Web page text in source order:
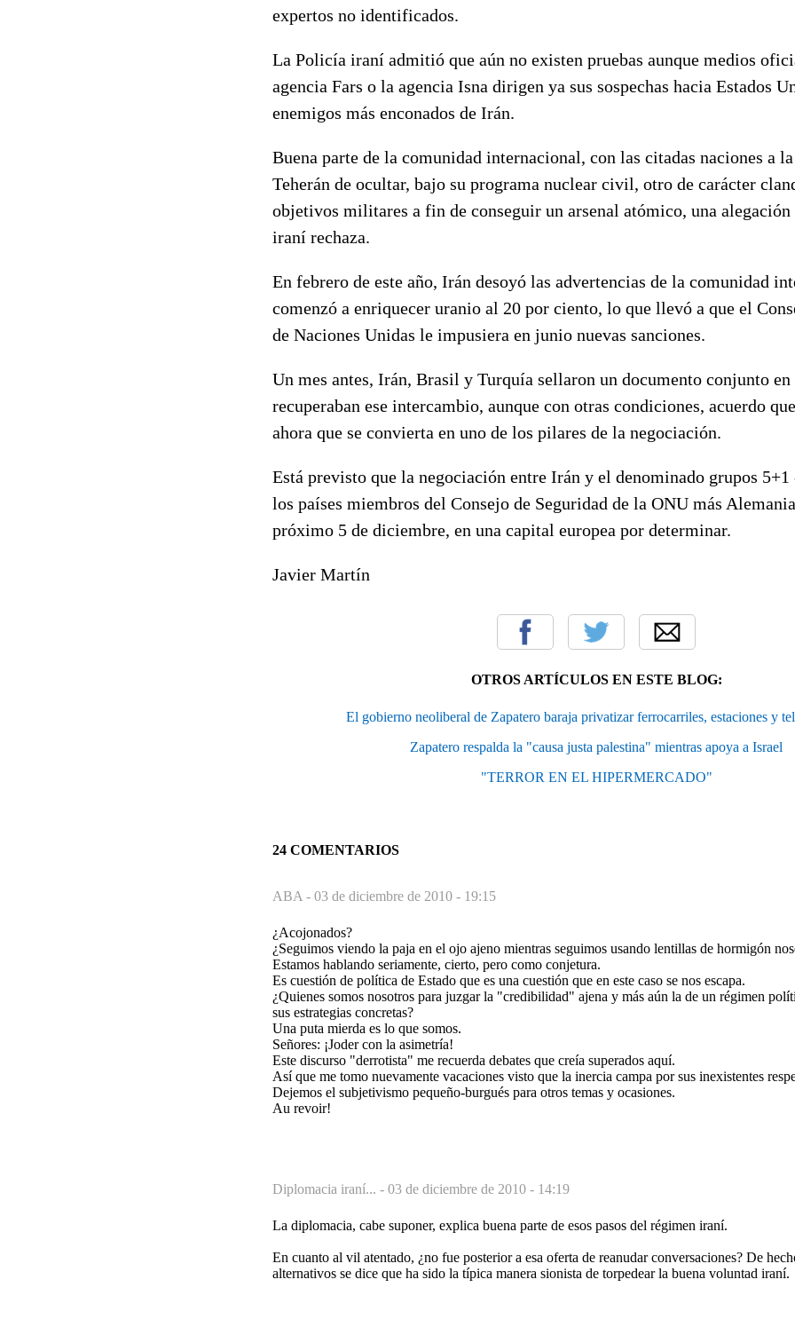
expertos no identificados.
La Policía iraní admitió que aún no existen pruebas aunque medios
agencia Fars o la agencia Isna dirigen ya sus sospechas hacia Estados
enemigos más enconados de Irán.
Buena parte de la comunidad internacional, con las citadas naciones a la
Teherán de ocultar, bajo su programa nuclear civil, otro de carácter
objetivos militares a fin de conseguir un arsenal atómico, una alegación
iraní rechaza.
En febrero de este año, Irán desoyó las advertencias de la comunidad
comenzó a enriquecer uranio al 20 por ciento, lo que llevó a que el
de Naciones Unidas le impusiera en junio nuevas sanciones.
Un mes antes, Irán, Brasil y Turquía sellaron un documento conjunto en
recuperaban ese intercambio, aunque con otras condiciones, acuerdo
ahora que se convierta en uno de los pilares de la negociación.
Está previsto que la negociación entre Irán y el denominado grupos
los países miembros del Consejo de Seguridad de la ONU más
próximo 5 de diciembre, en una capital europea por determinar.
Javier Martín
OTROS ARTÍCULOS EN ESTE BLOG:
El gobierno neoliberal de Zapatero baraja privatizar ferrocarriles, estaciones y
Zapatero respalda la "causa justa palestina" mientras apoya a Israel
"TERROR EN EL HIPERMERCADO"
24 COMENTARIOS
ABA - 03 de diciembre de 2010 - 19:15
¿Acojonados?
¿Seguimos viendo la paja en el ojo ajeno mientras seguimos usando lentillas de hormigón
Estamos hablando seriamente, cierto, pero como conjetura.
Es cuestión de política de Estado que es una cuestión que en este caso se nos escapa.
¿Quienes somos nosotros para juzgar la "credibilidad" ajena y más aún la de un régimen
sus estrategias concretas?
Una puta mierda es lo que somos.
Señores: ¡Joder con la asimetría!
Este discurso "derrotista" me recuerda debates que creía superados aquí.
Así que me tomo nuevamente vacaciones visto que la inercia campa por sus inexistentes
Dejemos el subjetivismo pequeño-burgués para otros temas y ocasiones.
Au revoir!
Diplomacia iraní... - 03 de diciembre de 2010 - 14:19
La diplomacia, cabe suponer, explica buena parte de esos pasos del régimen iraní.
En cuanto al vil atentado, ¿no fue posterior a esa oferta de reanudar conversaciones? De
alternativos se dice que ha sido la típica manera sionista de torpedear la buena voluntad iraní.